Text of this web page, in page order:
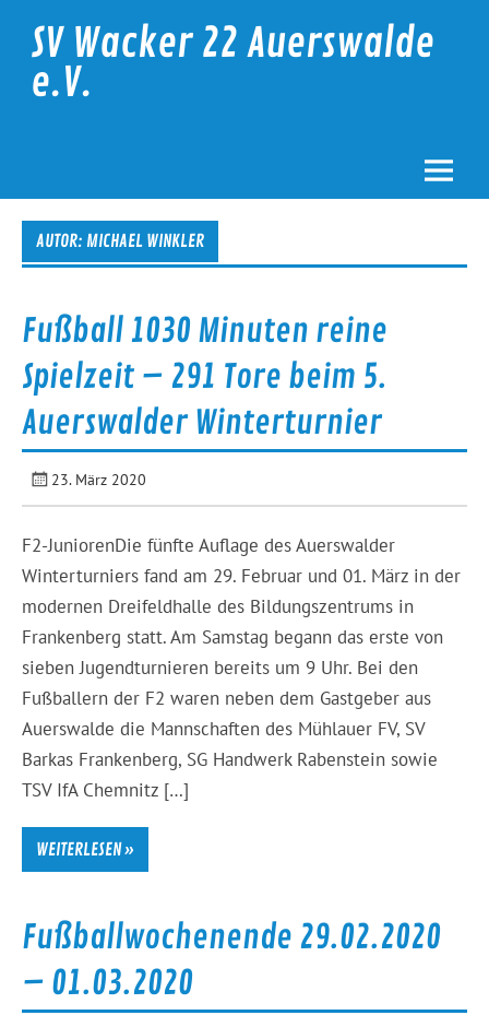
contentSV Wacker 22 Auerswalde
e.V.
AUTOR: MICHAEL WINKLER
Fußball 1030 Minuten reine
Spielzeit – 291 Tore beim 5.
Auerswalder Winterturnier
23. März 2020
F2-JuniorenDie fünfte Auflage des Auerswalder
Winterturniers fand am 29. Februar und 01. März in der
modernen Dreifeldhalle des Bildungszentrums in
Frankenberg statt. Am Samstag begann das erste von
sieben Jugendturnieren bereits um 9 Uhr. Bei den
Fußballern der F2 waren neben dem Gastgeber aus
Auerswalde die Mannschaften des Mühlauer FV, SV
Barkas Frankenberg, SG Handwerk Rabenstein sowie
TSV IfA Chemnitz […]
WEITERLESEN »
Fußballwochenende 29.02.2020
– 01.03.2020